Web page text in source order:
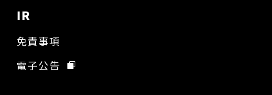
IR
免責事項
電子公告